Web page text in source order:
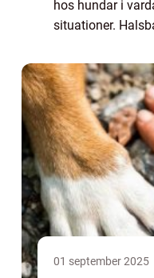
hos hundar i
situationer.
som stimulerar
01 september 2025